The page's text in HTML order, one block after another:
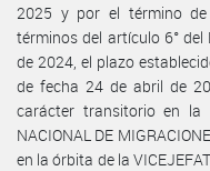
2025 y por el término de
términos del artículo 6°
de 2024, el plazo
de fecha 24 de abril de
carácter transitorio en la
NACIONAL DE
en la órbita de la